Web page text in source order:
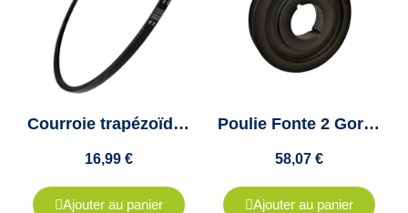
Courroie trapézoïdale SPA1782 -13x11- VECO 200 Colmant Cuvelier
16,99 €
Ajouter au panier
Poulie Fonte 2 Gorges Pour Courroie A, SPA, XPA - Diamètre 250 - Moyeu Amovible 2517
58,07 €
Ajouter au panier